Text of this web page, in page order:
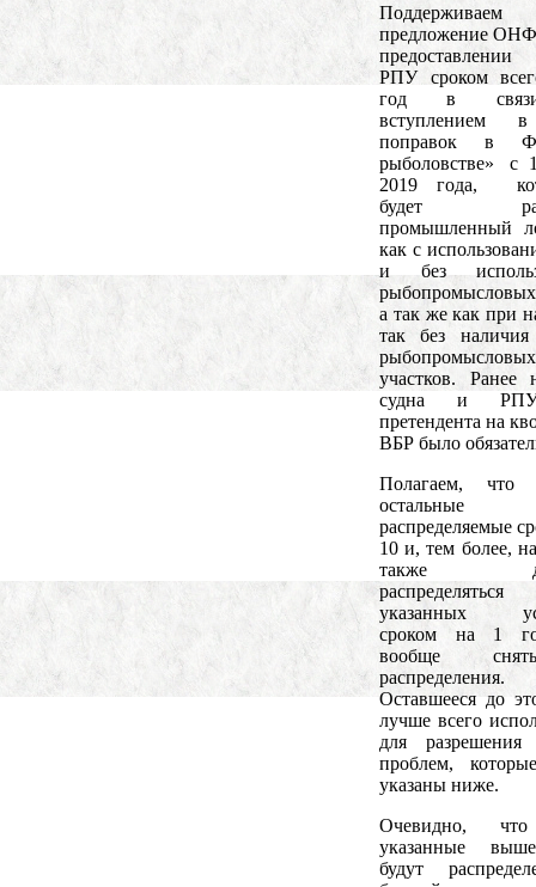
Поддерживаем
предложение
РПУ сроком
год в
вступлением
поправок в
рыболовстве» с
2019 года,
будет
промышленный
как с
и без
а так же как при
так без
рыбопромысловых
участков. Ранее
судна и
претендента на
ВБР было
Полагаем,
остальные
распределяемые
10 и, тем более,
также
указанных
сроком на 1
вообще
распределения.
Оставшееся до
лучше всего
для разрешения
проблем,
указаны ниже.
Очевидно,
указанные
будут